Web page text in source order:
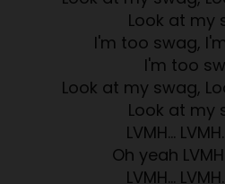
Look at my
I'm too swag,
I'm too
Look at my swag,
Look at my
LVMH…
Oh yeah
LVMH…